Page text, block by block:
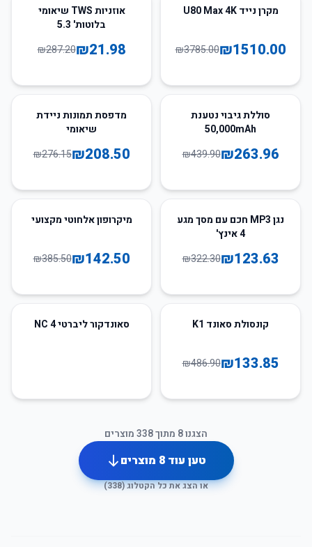
60
מקרן נייד U80 Max 4K
₪1510.00
₪3785.00
92
אוזניות TWS שיאומי
בלוטות' 5.3
₪21.98
₪287.20
סוללת גיבוי נטענת
50,000mAh
₪263.96
₪439.90
24מדפסת תמונות ניידת
שיאומי
₪208.50
₪276.15
62%
נגן MP3 חכם עם מסך מגע
4 אינץ'
₪123.63
₪322.30
63
מיקרופון אלחוטי מקצועי
₪142.50
₪385.50
קונסולת סאונד K1
₪133.85
₪486.90
סאונדקור ליברטי 4 NC
הצגנו8 מתוך338מוצרים
טען עוד8 מוצרים
או הצג את כל הקטלוג (338
)